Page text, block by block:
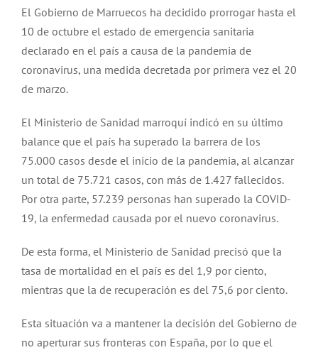
El Gobierno de Marruecos ha decidido prorrogar hasta el
10 de octubre el estado de emergencia sanitaria
declarado en el país a causa de la pandemia de
coronavirus, una medida decretada por primera vez el 20
de marzo.
El Ministerio de Sanidad marroquí indicó en su último
balance que el país ha superado la barrera de los
75.000 casos desde el inicio de la pandemia, al alcanzar
un total de 75.721 casos, con más de 1.427 fallecidos.
Por otra parte, 57.239 personas han superado la COVID-
19, la enfermedad causada por el nuevo coronavirus.
De esta forma, el Ministerio de Sanidad precisó que la
tasa de mortalidad en el país es del 1,9 por ciento,
mientras que la de recuperación es del 75,6 por ciento.
Esta situación va a mantener la decisión del Gobierno de
no aperturar sus fronteras con España, por lo que el